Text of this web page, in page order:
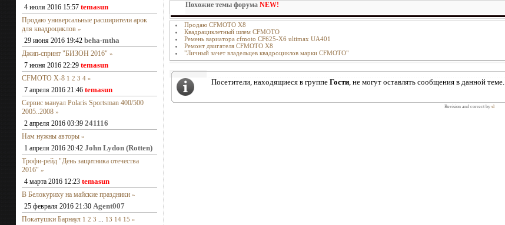
4 июля 2016 15:57 temasun
Продаю универсальные расширители арок
для квадроциклов »
29 июня 2016 19:42 beha-mtha
Джип-спринт "БИЗОН 2016" »
7 июня 2016 22:29 temasun
CFMOTO X-8 1 2 3 4 »
7 апреля 2016 21:46 temasun
Сервис мануал Polaris Sportsman 400/500
2005..2008 »
2 апреля 2016 03:39 241116
Нам нужны авторы »
1 апреля 2016 20:42 John Lydon (Rotten)
Трофи-рейд "День защитника отечества
2016" »
4 марта 2016 12:23 temasun
В Белокуриху на майские праздники »
25 февраля 2016 21:30 Agent007
Покатушки Барнаул 1 2 3 13 14 15 »
Похожие темы форума NEW!
Продаю CFMOTO X8
Квадрациклетный шлем CFMOTO
Ремень вариатора cfmoto CF625-X6 ultimax UA401
Ремонт двигателя CFMOTO X8
"Личный зачет владельцев квадроциклов марки CFMOTO"
Посетители, находящиеся в группе Гости, не могут оставлять сообщения в данной теме.
Revision and correct by sl